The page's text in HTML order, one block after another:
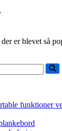
er blevet så
funktioner